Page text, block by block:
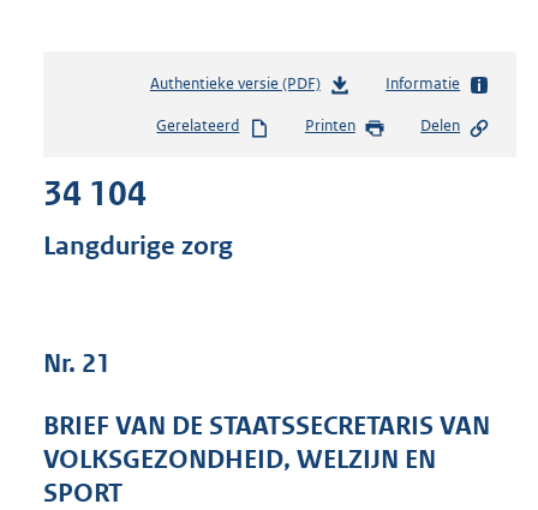
Authentieke versie (PDF)b
s
e
:
Informatie
Gerelateerd Printen Delen
34 104
Langdurige zorg
Nr. 21
BRIEF VAN DE STAATSSECRETARIS VAN
VOLKSGEZONDHEID, WELZIJN EN
SPORT